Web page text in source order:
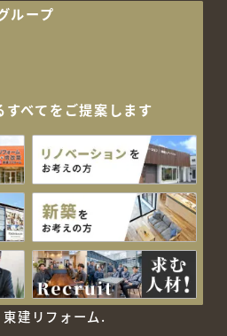
ループ
べてをご提案します
建リフォーム.